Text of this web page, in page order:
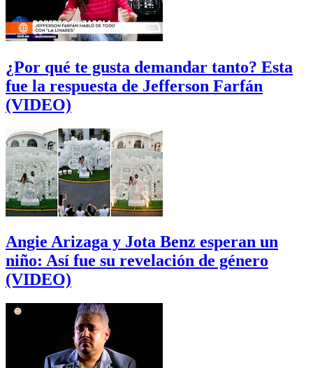
¿Por qué te gusta demandar tanto? Esta
fue la respuesta de Jefferson Farfán
(VIDEO)
Angie Arizaga y Jota Benz esperan un
niño: Así fue su revelación de género
(VIDEO)